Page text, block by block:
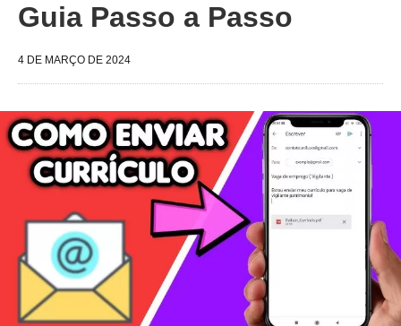
Guia Passo a Passo
4 DE MARÇO DE 2024